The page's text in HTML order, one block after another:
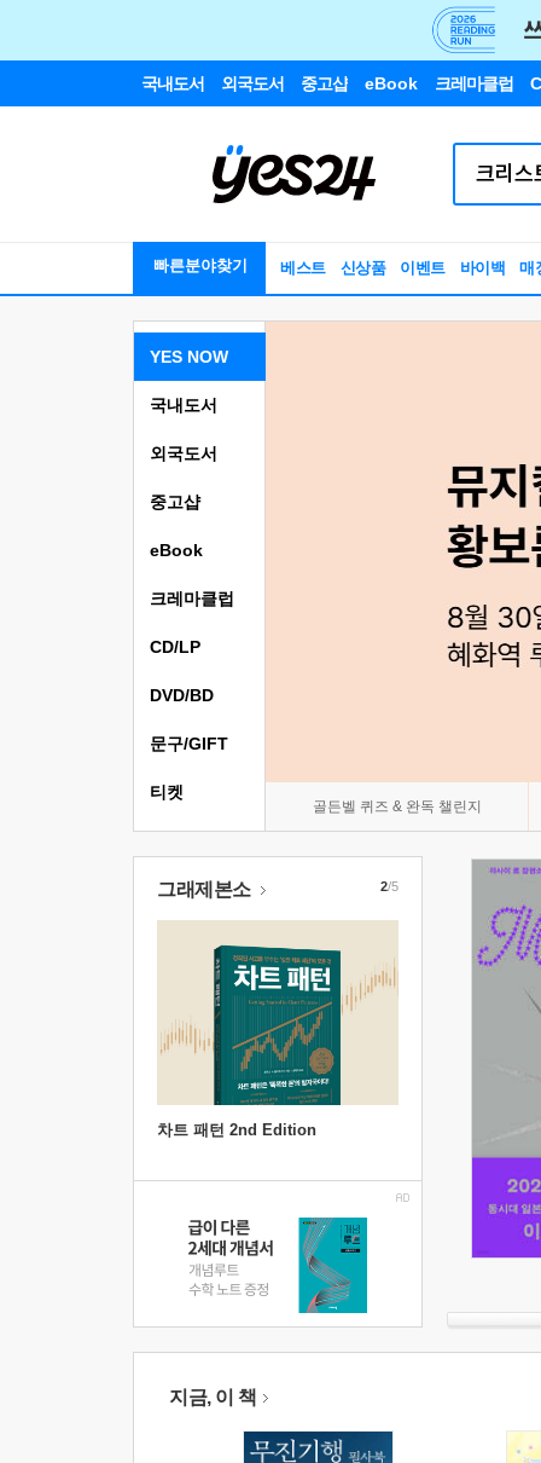
국내도서 외국도서 중고샵 eBook 크레마클럽
빠른분야찾기 베스트 신상품 이벤트 바이백 매
YES NOW
골든벨 퀴즈 & 완독 챌린지
국내도서
외국도서
중고샵
eBook
크레마클럽
CD/LP
DVD/BD
문구/GIFT
티켓
그래제본소
차트 패턴 2nd Edition
2/5
지금, 이 책